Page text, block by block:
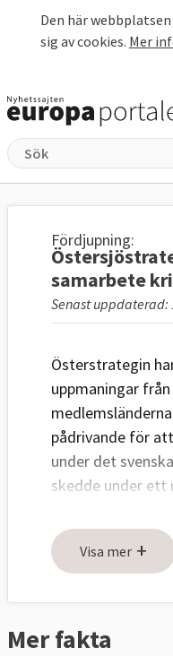
Den här
sig av cookies. Mer
Fördjupning:
samarbete
Senast uppdaterad:
Österstrategin
uppmaningar
pådrivande för
under det
skedde under ett
samt säkerhet är
utgör
problem och så
Visa mer +
Mer fakta